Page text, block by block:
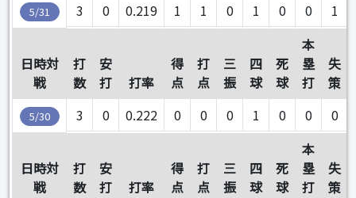
5/31 3 0 0.219 1 1 0 1 0 0 1
日時対
戦
打
数
安
打
打率
得
点
打
点
三
振
四
球
死
球
本
塁
打
失
策
5/30 3 0 0.222 0 0 0 1 0 0 0
日時対
戦
打
数
安
打
打率
得
点
打
点
三
振
四
球
死
球
本
塁
打
失
策